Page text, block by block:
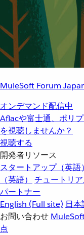
MuleSoft Forum
オンデマンド配信中
Aflacや富士通、ポリ
を視聴しませんか？
視聴する
開発者リソース
スタートアップ（英語）
（英語）
チュートリア
パートナー
English (Full site) 日本
お問い合わせ
点